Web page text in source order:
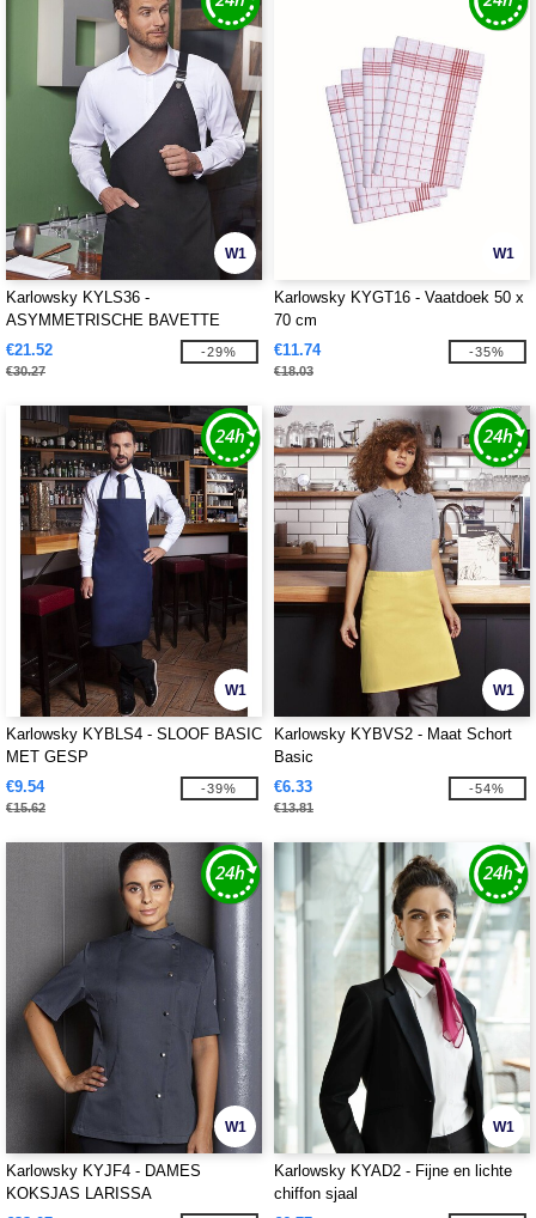
W1
Karlowsky KYLS36 -
ASYMMETRISCHE BAVETTE
CLASSIC MET ZAK
€21.52
€30.27
-29%
W1
Karlowsky KYGT16 - Vaatdoek 50 x
70 cm
€11.74
€18.03
-35%
W1
Karlowsky KYBLS4 - SLOOF BASIC
MET GESP
€9.54
€15.62
-39%
W1
Karlowsky KYBVS2 - Maat Schort
Basic
€6.33
€13.81
-54%
W1
Karlowsky KYJF4 - DAMES
KOKSJAS LARISSA
W1
Karlowsky KYAD2 - Fijne en lichte
chiffon sjaal